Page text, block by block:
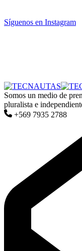
Síguenos en Instagram
Somos un medio de
pluralista e
+569 7935 2788